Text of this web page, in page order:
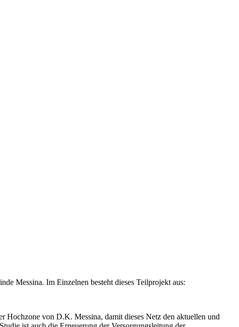
Messina. Im Einzelnen besteht dieses Teilprojekt aus:
Hochzone von D.K. Messina, damit dieses Netz den aktuellen und